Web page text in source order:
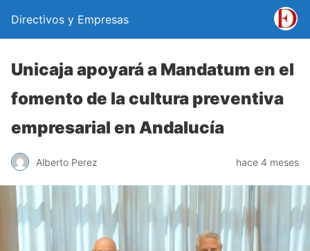
Directivos y Empresas
Unicaja apoyará a Mandatum en el
fomento de la cultura preventiva
empresarial en Andalucía
Alberto Perez hace 4 meses